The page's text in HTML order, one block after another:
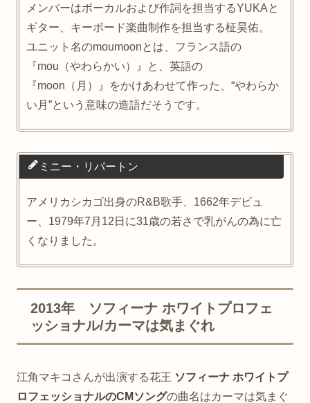
メンバーはボーカルおよび作詞を担当するYUKAと
ギター、キーボード楽曲制作を担当する柾昊佑。
ユニット名のmoumoonとは、フランス語の
『mou（やわらかい）』と、英語の
『moon（月）』をかけあわせて作った、“やわらか
い月”という意味の造語だそうです。
ミニー・リパートン
アメリカシカゴ出身のR&B歌手、1662年デビュ
ー、1979年7月12日に31歳の若さで乳がんの為に亡
くなりました。
2013年 ソフィーナ ホワイトプロフェ
ッショナル/カーマは気まぐれ
江角マキコさんが出演する花王 ソフィーナ ホワイトプ
ロフェッショナルのCMソングの曲名はカーマは気まぐ